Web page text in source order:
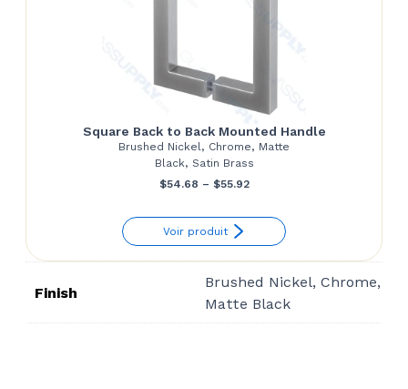
Square Back to Back Mounted Handle
Brushed Nickel, Chrome, Matte
Black, Satin Brass
$54.68 – $55.92Price
$54.68
through
$55.92
Voir produit
Finish
Brushed Nickel, Chrome,
Matte Black